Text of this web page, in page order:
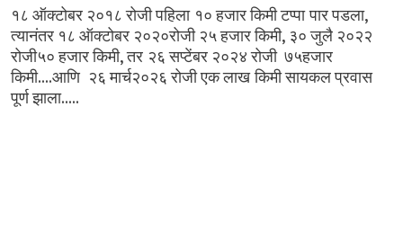
१८ ऑक्टोबर २०१८ रोजी पहिला १० हजार किमी टप्पा पार पडला,
त्यानंतर १८ ऑक्टोबर २०२०रोजी २५ हजार किमी, ३० जुलै २०२२
रोजी५० हजार किमी,तर २६ सप्टेंबर २०२४ रोजी ७५हजार
किमी....आणि २६ मार्च२०२६ रोजी एक लाख किमी सायकल प्रवास
पूर्ण झाला.....